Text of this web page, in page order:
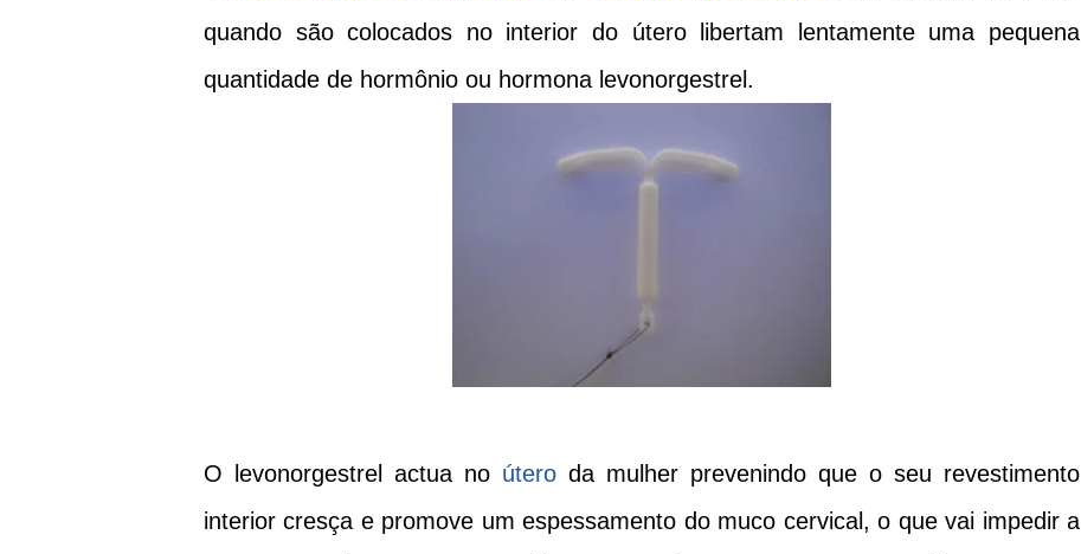
quando são colocados no interior do útero libertam lentamente uma pequena
quantidade de hormônio ou hormona levonorgestrel.
O levonorgestrel actua no útero da mulher prevenindo que o seu revestimento
interior cresça e promove um espessamento do muco cervical, o que vai impedir a